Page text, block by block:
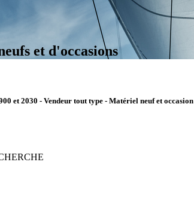
et d'occasions
et 2030 - Vendeur tout type - Matériel neuf et occasion